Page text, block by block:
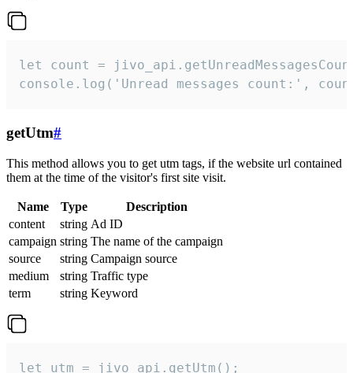
let count =
console.log('Unread messages count:',
getUtm#
This method allows you to get utm tags, if the website url contained
them at the time of the visitor's first site visit.
Name Type
Description
content
string Ad ID
campaign string The name of the campaign
source
string Campaign source
medium
string Traffic type
term
string Keyword
let utm = jivo_api.getUtm();